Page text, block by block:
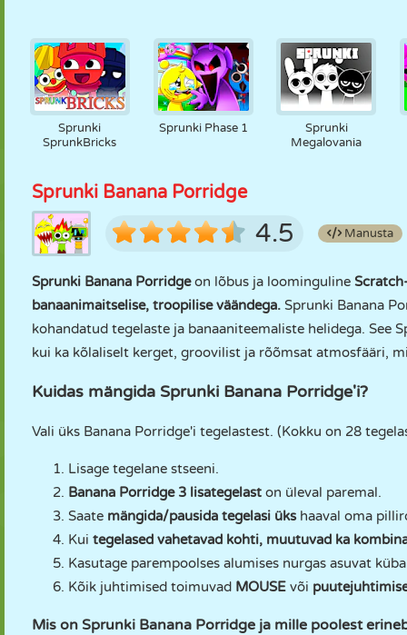
Sprunki
SprunkBricks
Sprunki Phase 1
Sprunki
Megalovania
Sprunki Banana Porridge
4.5 Manusta
Sprunki Banana Porridgeon lõbus ja loominguline
banaanimaitselise, troopilise väändega. Sprunki Banana
kohandatud tegelaste ja banaaniteemaliste helidega.
kui ka kõlaliselt kerget, groovilist ja rõõmsat atmosfääri,
Kuidas mängida Sprunki Banana Porridge'i?
Vali üks Banana Porridge'i tegelastest. (Kokku on 28
Lisage tegelane stseeni.
Banana Porridge 3 lisategelast on üleval paremal.
Saate mängida/pausida tegelasi ükshaaval oma
Kui tegelased vahetavad kohti, muutuvad ka
Kasutage parempoolses alumises nurgas asuvat
Kõik juhtimised toimuvad MOUSE või
Mis on Sprunki Banana Porridge ja mille poolest